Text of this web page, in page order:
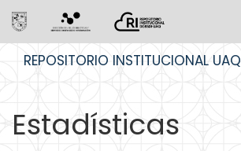
REPOSITORIO INSTITUCIONAL UAQ
Estadísticas